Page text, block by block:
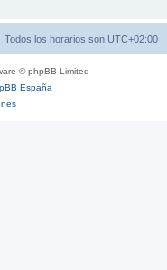
Todos los horarios son UTC+02:00
© phpBB Limited
España